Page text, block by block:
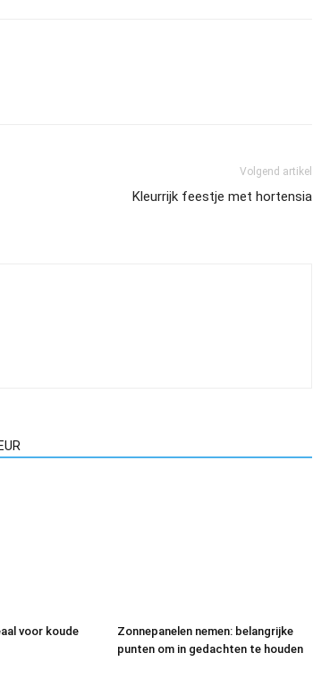
Volgend artikel
Kleurrijk feestje met hortensia
voor koude
Zonnepanelen nemen: belangrijke
punten om in gedachten te houden